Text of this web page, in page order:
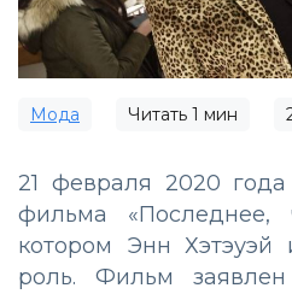
Мода Читать 1 мин
21 февраля 2020 года
фильма «Последнее,
котором Энн Хэтэуэй
роль. Фильм заявлен